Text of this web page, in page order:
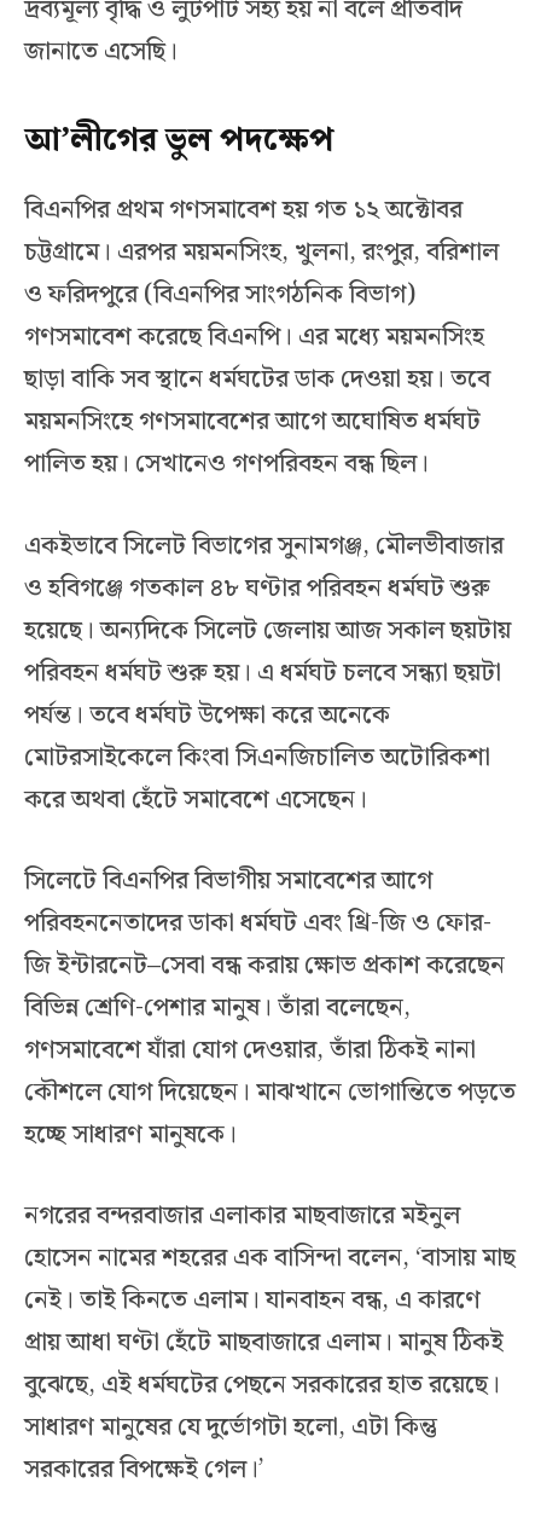
দ্রব্যমূল্য বৃদ্ধি ও লুটপাট সহ্য হয় না বলে প্রতিবাদ
জানাতে এসেছি।
আ’লীগের ভুল পদক্ষেপ
বিএনপির প্রথম গণসমাবেশ হয় গত ১২ অক্টোবর
চট্টগ্রামে। এরপর ময়মনসিংহ, খুলনা, রংপুর, বরিশাল
ও ফরিদপুরে (বিএনপির সাংগঠনিক বিভাগ)
গণসমাবেশ করেছে বিএনপি। এর মধ্যে ময়মনসিংহ
ছাড়া বাকি সব স্থানে ধর্মঘটের ডাক দেওয়া হয়। তবে
ময়মনসিংহে গণসমাবেশের আগে অঘোষিত ধর্মঘট
পালিত হয়। সেখানেও গণপরিবহন বন্ধ ছিল।
একইভাবে সিলেট বিভাগের সুনামগঞ্জ, মৌলভীবাজার
ও হবিগঞ্জে গতকাল ৪৮ ঘণ্টার পরিবহন ধর্মঘট শুরু
হয়েছে। অন্যদিকে সিলেট জেলায় আজ সকাল ছয়টায়
পরিবহন ধর্মঘট শুরু হয়। এ ধর্মঘট চলবে সন্ধ্যা ছয়টা
পর্যন্ত। তবে ধর্মঘট উপেক্ষা করে অনেকে
মোটরসাইকেলে কিংবা সিএনজিচালিত অটোরিকশা
করে অথবা হেঁটে সমাবেশে এসেছেন।
সিলেটে বিএনপির বিভাগীয় সমাবেশের আগে
পরিবহননেতাদের ডাকা ধর্মঘট এবং থ্রি-জি ও ফোর-
জি ইন্টারনেট–সেবা বন্ধ করায় ক্ষোভ প্রকাশ করেছেন
বিভিন্ন শ্রেণি-পেশার মানুষ। তাঁরা বলেছেন,
গণসমাবেশে যাঁরা যোগ দেওয়ার, তাঁরা ঠিকই নানা
কৌশলে যোগ দিয়েছেন। মাঝখানে ভোগান্তিতে পড়তে
হচ্ছে সাধারণ মানুষকে।
নগরের বন্দরবাজার এলাকার মাছবাজারে মইনুল
হোসেন নামের শহরের এক বাসিন্দা বলেন, ‘বাসায় মাছ
নেই। তাই কিনতে এলাম। যানবাহন বন্ধ, এ কারণে
প্রায় আধা ঘণ্টা হেঁটে মাছবাজারে এলাম। মানুষ ঠিকই
বুঝেছে, এই ধর্মঘটের পেছনে সরকারের হাত রয়েছে।
সাধারণ মানুষের যে দুর্ভোগটা হলো, এটা কিন্তু
সরকারের বিপক্ষেই গেল।’